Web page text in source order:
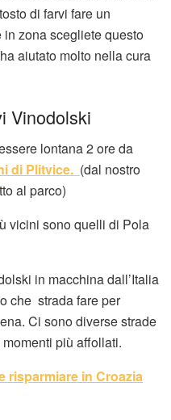
di farvi fare un
zona scegliete questo
aiutato molto nella cura
Vinodolski
lontana 2 ore da
di Plitvice. (dal nostro
al parco)
vicini sono quelli di Pola
in macchina dall’Italia
che strada fare per
Ci sono diverse strade
più affollati.
risparmiare in Croazia